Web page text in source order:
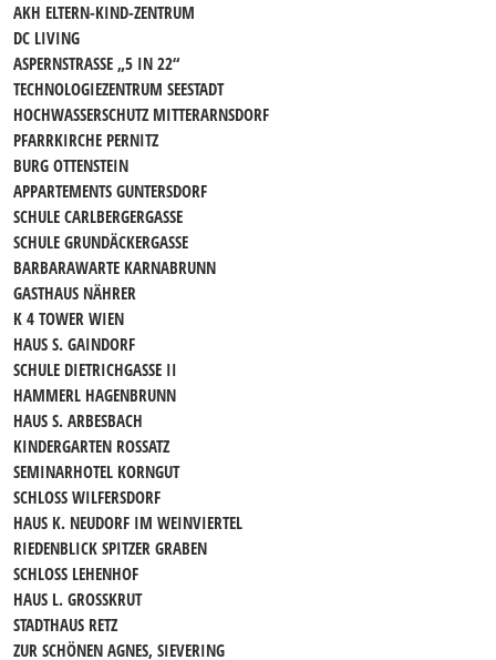
AKH ELTERN-KIND-ZENTRUM
DC LIVING
ASPERNSTRASSE „5 IN 22“
TECHNOLOGIEZENTRUM SEESTADT
HOCHWASSERSCHUTZ MITTERARNSDORF
PFARRKIRCHE PERNITZ
BURG OTTENSTEIN
APPARTEMENTS GUNTERSDORF
SCHULE CARLBERGERGASSE
SCHULE GRUNDÄCKERGASSE
BARBARAWARTE KARNABRUNN
GASTHAUS NÄHRER
K 4 TOWER WIEN
HAUS S. GAINDORF
SCHULE DIETRICHGASSE II
HAMMERL HAGENBRUNN
HAUS S. ARBESBACH
KINDERGARTEN ROSSATZ
SEMINARHOTEL KORNGUT
SCHLOSS WILFERSDORF
HAUS K. NEUDORF IM WEINVIERTEL
RIEDENBLICK SPITZER GRABEN
SCHLOSS LEHENHOF
HAUS L. GROSSKRUT
STADTHAUS RETZ
ZUR SCHÖNEN AGNES, SIEVERING